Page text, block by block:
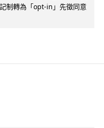
制轉為「opt-in」先徵同意